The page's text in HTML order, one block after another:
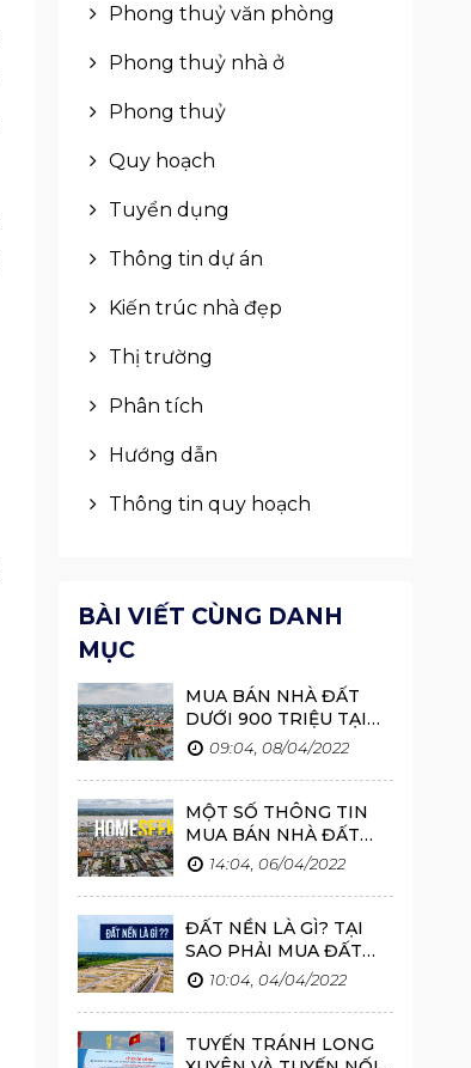
Phong thuỷ văn phòng
Phong thuỷ nhà ở
Phong thuỷ
Quy hoạch
Tuyển dụng
Thông tin dự án
Kiến trúc nhà đẹp
Thị trường
Phân tích
Hướng dẫn
Thông tin quy hoạch
BÀI VIẾT CÙNG DANH
MỤC
MUA BÁN NHÀ ĐẤT
DƯỚI 900 TRIỆU TẠI
AN GIANG ?
09:04, 08/04/2022
MỘT SỐ THÔNG TIN
MUA BÁN NHÀ ĐẤT
LONG XUYÊN AN
14:04, 06/04/2022
ĐẤT NỀN LÀ GÌ? TẠI
SAO PHẢI MUA ĐẤT
NỀN?10:04, 04/04/2022
TUYẾN TRÁNH LONG